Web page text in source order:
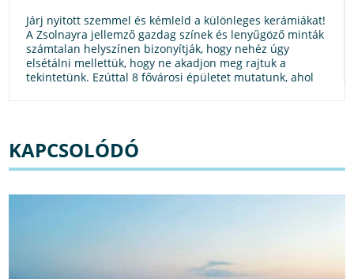
Járj nyitott szemmel és kémleld a különleges kerámiákat!
A Zsolnayra jellemző gazdag színek és lenyűgöző minták
számtalan helyszínen bizonyítják, hogy nehéz úgy
elsétálni mellettük, hogy ne akadjon meg rajtuk a
tekintetünk. Ezúttal 8 fővárosi épületet mutatunk, ahol
KAPCSOLÓDÓ